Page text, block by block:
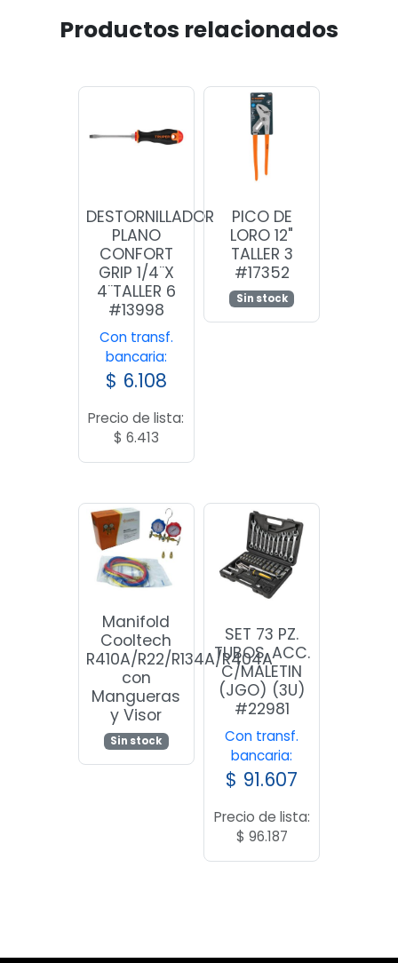
Productos relacionados
DESTORNILLADOR
PLANO
CONFORT
GRIP 1/4¨X
4¨TALLER 6
#13998
Con transf.
bancaria:
$ 6.108
Precio de lista:
$ 6.413
PICO DE
LORO 12"
TALLER 3
#17352
Sin stock
Manifold
Cooltech
R410A/R22/R134A/R404A
con
Mangueras
y Visor
Sin stock
SET 73 PZ.
TUBOS, ACC.
C/MALETIN
(JGO) (3U)
#22981
Con transf.
bancaria:
$ 91.607
Precio de lista:
$ 96.187